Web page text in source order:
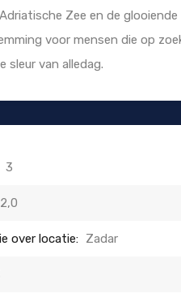
Zee en de
voor mensen die op
sleur van alledag.
3
2,0
over locatie: Zadar